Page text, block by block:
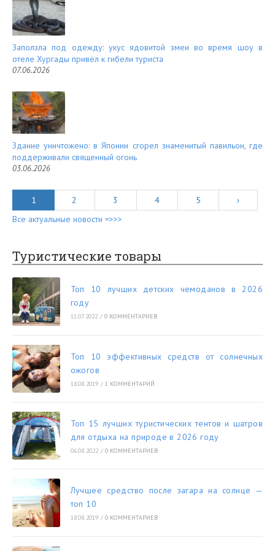
Заползла под одежду: укус ядовитой змеи во время шоу в
отеле Хургады привёл к гибели туриста
07.06.2026
Здание уничтожено: в Японии сгорел знаменитый павильон, где
поддерживали священный огонь
03.06.2026
1 2 3 4 5
›
Все актуальные новости =>>>
Туристические товары
Топ 10 лучших детских чемоданов в 2026
году
11.07.2022 / 0 КОММЕНТАРИЕВ
Топ 10 эффективных средств от солнечных
ожогов
18.08.2019 / 1 КОММЕНТАРИЙ
Топ 15 лучших туристических тентов и шатров
для отдыха на природе в 2026 году
06.08.2022 / 0 КОММЕНТАРИЕВ
Лучшее средство после загара на солнце —
топ 10
18.08.2019 / 0 КОММЕНТАРИЕВ